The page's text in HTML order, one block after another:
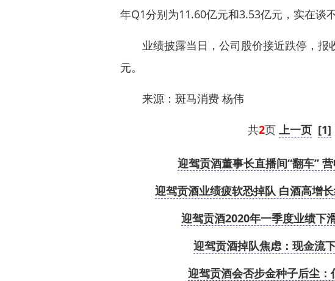
年Q1分别为11.60亿元和3.53亿元，实在谈
业绩披露当日，公司股价接近跌停，报
元。
来源：斑马消费 杨伟
共2页 上一页 [1]
迎驾贡酒董事长直播间“翻车”
迎驾贡酒业绩疲软恐掉队 白酒高增
迎驾贡酒2020年一季度业绩下
迎驾贡酒掉队焦虑：现金流
迎驾贡酒会否步金种子后尘